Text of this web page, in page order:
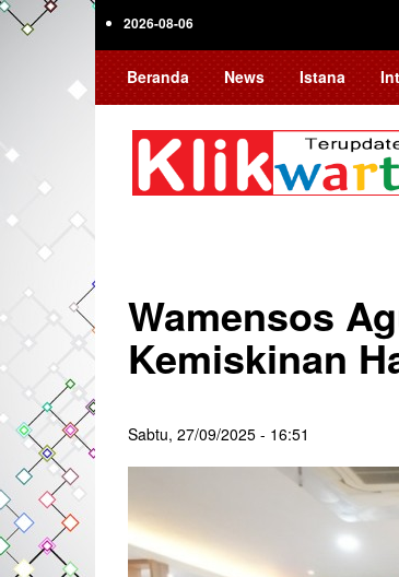
Skip
2026-08-06
Beranda News Istana
Wamensos
Kemiskinan
Sabtu, 27/09/2025 - 16:51